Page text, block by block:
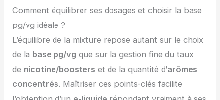
Comment équilibrer ses dosages et choisir la base
pg/vg idéale ?
L’équilibre de la mixture repose autant sur le choix
de la base pg/vg que sur la gestion fine du taux
de nicotine/boosters et de la quantité d’arômes
concentrés. Maîtriser ces points-clés facilite